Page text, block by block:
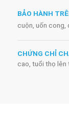
BẢO HÀNH
cuộn, uốn cong,
CHỨNG CHỈ
cao, tuổi thọ lên